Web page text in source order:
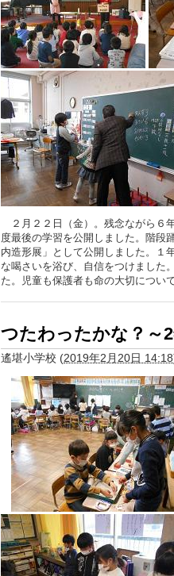
２月２２日（金）。残念ながら６
度最後の学習を公開しました。階段
内造形展」として公開しました。１
な喝さいを浴び、自信をつけました
た。児童も保護者も命の大切につい
つたわったかな？
遙堪小学校 (2019年2月20日 14:18